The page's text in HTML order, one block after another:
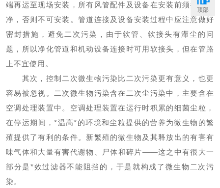
端再运至现场安装，所有风管配件及设备在安装前须擦拭干
净，否则不可安装。管道连接及设备安装过程中应注意做好
密封措施，避免二次污染，由于软管、软接头有滞尘的问
题，所以净化管道和机动设备连接时可用软接头，但在管路
上不宜使用。
其次，控制二次微生物污染比二次污染更有意义，也更
容易被忽视。二次微生物污染含在二次尘污染中，主要含在
空调处理装置中。空调处理装置在运行时积累的细菌尘粒，
在停运期间，*温高*的环境和尘粒提供的营养为微生物的繁
殖提供了有利的条件。新繁殖的微生物及其释放出的有害有
味气体和大量有害代谢物、尸体和碎片——这之中有很大一
部分是*效过滤器不能阻挡的，于是就构成了微生物二次污
染。
顶部